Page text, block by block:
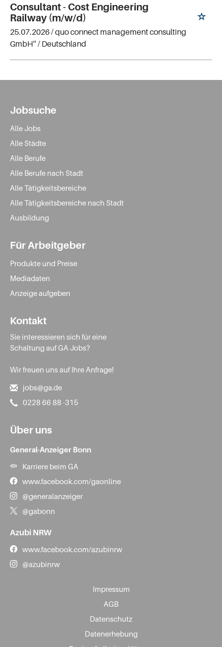
Consultant - Cost Engineering
Railway (m/w/d)
25.07.2026 /quo connect management consulting
GmbH'' / Deutschland
Jobsuche
Alle Jobs
Alle Städte
Alle Berufe
Alle Berufe nach Stadt
Alle Tätigkeitsbereiche
Alle Tätigkeitsbereiche nach Stadt
Ausbildung
Für Arbeitgeber
Produkte und Preise
Mediadaten
Anzeige aufgeben
Kontakt
Sie interessieren sich für eine
Schaltung auf GA Jobs?
Wir freuen uns auf Ihre Anfrage!
jobs@ga.de
0228 66 88 -315
Über uns
General-Anzeiger Bonn
Karriere beim GA
www.facebook.com/gaonline
@generalanzeiger
@gabonn
Azubi NRW
www.facebook.com/azubinrw
@azubinrw
Impressum
AGB
Datenschutz
Datenerhebung